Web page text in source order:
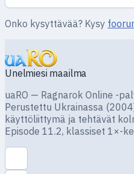
Onko kysyttävää? Kysy
Unelmiesi maailma
uaRO — Ragnarok Online -
Perustettu Ukrainassa
käyttöliittymä ja tehtävät
Episode 11.2, klassiset 1×-